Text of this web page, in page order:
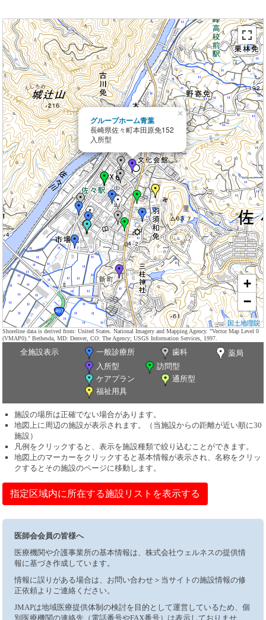
グループホーム青葉
長崎県佐々町本田原免152
入所型
×
+
−
国土地理院
Shoreline data is derived from: United States. National Imagery and Mapping Agency. "Vector Map Level 0
(VMAP0)." Bethesda, MD: Denver, CO: The Agency; USGS Information Services, 1997.
全施設表示 一般診療所 歯科
薬局
入所型
訪問型
ケアプラン
通所型
福祉用具
施設の場所は正確でない場合があります。
地図上に周辺の施設が表示されます。（当施設からの距離が近い順に30
施設）
凡例をクリックすると、表示を施設種類で絞り込むことができます。
地図上のマーカーをクリックすると基本情報が表示され、名称をクリッ
クするとその施設のページに移動します。
指定区域内に所在する施設リストを表示する
医師会会員の皆様へ
医療機関や介護事業所の基本情報は、株式会社ウェルネスの提供情
報に基づき作成しています。
情報に誤りがある場合は、お問い合わせ＞当サイトの施設情報の修
正依頼よりご連絡ください。
JMAPは地域医療提供体制の検討を目的として運営しているため、個
別医療機関の連絡先（電話番号やFAX番号）は表示しておりませ